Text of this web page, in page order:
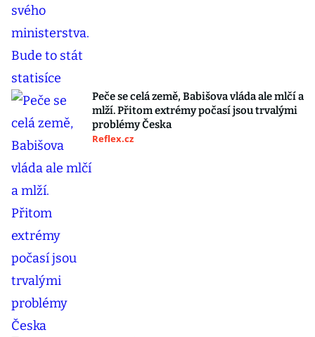
Peče se celá země, Babišova vláda ale mlčí a
mlží. Přitom extrémy počasí jsou trvalými
problémy Česka
Reflex.cz